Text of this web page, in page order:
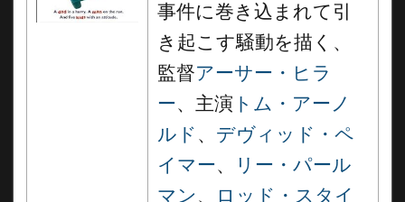
事件に巻き込まれて引
き起こす騒動を描く、
監督アーサー・ヒラ
ー、主演 トム・アーノ
ルド 、 デヴィッド・ペ
イマー、
リー・パール
マン 、
ロッド・スタイ